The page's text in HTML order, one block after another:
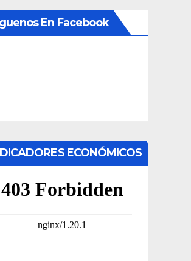
En Facebook
ECONÓMICOS